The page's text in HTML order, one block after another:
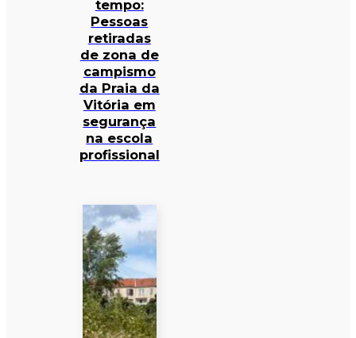
tempo:
Pessoas
retiradas
de zona de
campismo
da Praia da
Vitória em
segurança
na escola
profissional